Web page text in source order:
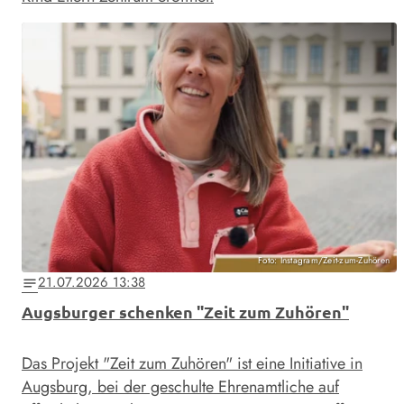
Foto: Instagram/Zeit-zum-Zuhören
notes21.07.2026 13:38
Augsburger schenken "Zeit zum Zuhören"
Das Projekt "Zeit zum Zuhören" ist eine Initiative in
Augsburg, bei der geschulte Ehrenamtliche auf